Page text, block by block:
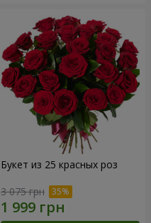
Букет из 25 красных роз
3 075 грн